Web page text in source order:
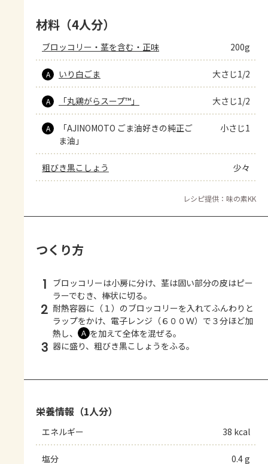
材料（4人分）
ブロッコリー・茎を含む・正味 200g
A いり白ごま 大さじ1/2
A 「丸鶏がらスープ™」 大さじ1/2
A
「AJINOMOTO ごま油好きの純正ご
ま油」
小さじ1
粗びき黒こしょう 少々
レシピ提供：味の素KK
つくり方
1 ブロッコリーは小房に分け、茎は固い部分の皮はピー
ラーでむき、棒状に切る。
2 耐熱容器に（１）のブロッコリーを入れてふんわりと
ラップをかけ、電子レンジ（６００Ｗ）で３分ほど加
熱し、
Ａ を加えて全体を混ぜる。
3 器に盛り、粗びき黒こしょうをふる。
栄養情報（1人分）
エネルギー 38 kcal
塩分 0.4 g